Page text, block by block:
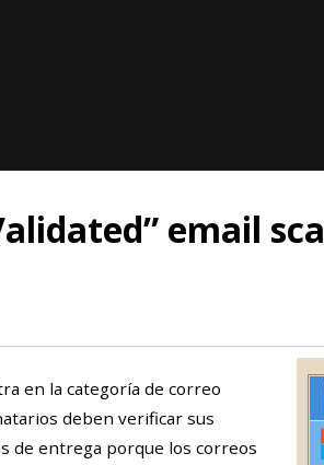
email
en la categoría de correo
deben verificar sus
de entrega porque los correos